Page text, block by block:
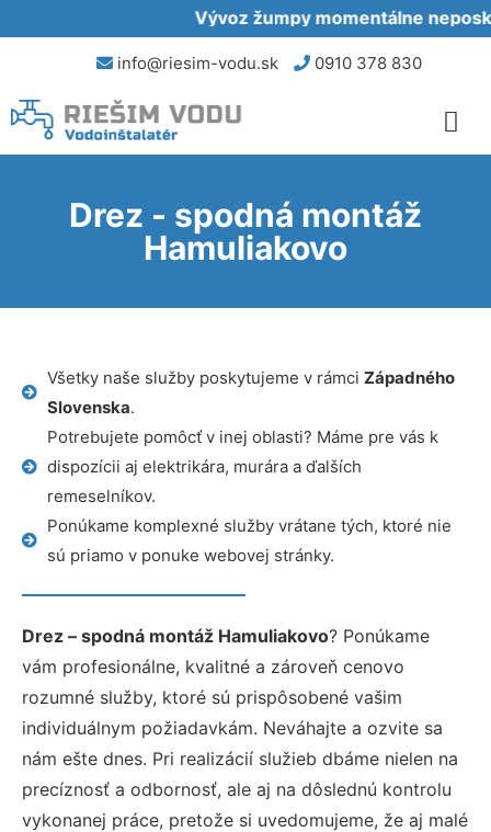
Vývoz žumpy momentálne
info@riesim-vodu.sk 0910 378 830
Drez - spodná montáž
Hamuliakovo
Všetky naše služby poskytujeme v rámci Západného
Slovenska.
Potrebujete pomôcť v inej oblasti? Máme pre vás k
dispozícii aj elektrikára, murára a ďalších
remeselníkov.
Ponúkame komplexné služby vrátane tých, ktoré nie
sú priamo v ponuke webovej stránky.
Drez – spodná montáž Hamuliakovo? Ponúkame
vám profesionálne, kvalitné a zároveň cenovo
rozumné služby, ktoré sú prispôsobené vašim
individuálnym požiadavkám. Neváhajte a ozvite sa
nám ešte dnes. Pri realizácií služieb dbáme nielen na
precíznosť a odbornosť, ale aj na dôslednú kontrolu
vykonanej práce, pretože si uvedomujeme, že aj malé